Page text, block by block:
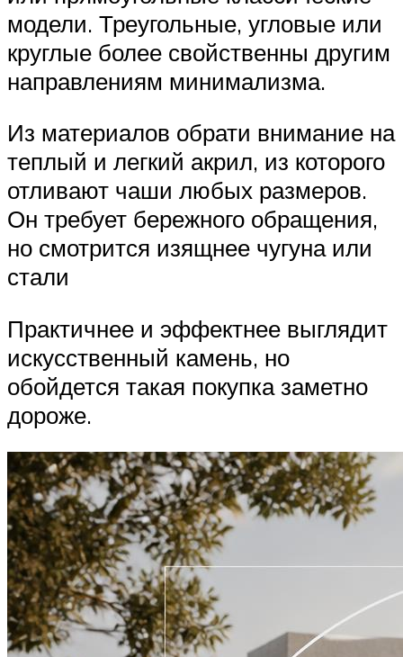
модели. Треугольные, угловые или
круглые более свойственны другим
направлениям минимализма.
Из материалов обрати внимание на
теплый и легкий акрил, из которого
отливают чаши любых размеров.
Он требует бережного обращения,
но смотрится изящнее чугуна или
стали
Практичнее и эффектнее выглядит
искусственный камень, но
обойдется такая покупка заметно
дороже.